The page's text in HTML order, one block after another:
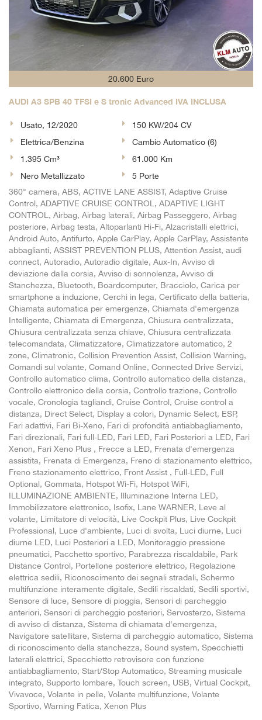
20.600 Euro
AUDI A3 SPB 40 TFSI e S tronic Advanced IVA INCLUSA
Usato, 12/2020
150 KW/204 CV
Elettrica/Benzina
Cambio Automatico (6)
1.395 Cm³
61.000 Km
Nero Metallizzato
5 Porte
360° camera, ABS, ACTIVE LANE ASSIST, Adaptive Cruise
Control, ADAPTIVE CRUISE CONTROL, ADAPTIVE LIGHT
CONTROL, Airbag, Airbag laterali, Airbag Passeggero, Airbag
posteriore, Airbag testa, Altoparlanti Hi-Fi, Alzacristalli elettrici,
Android Auto, Antifurto, Apple CarPlay, Apple CarPlay, Assistente
abbaglianti, ASSIST PREVENTION PLUS, Attention Assist, audi
connect, Autoradio, Autoradio digitale, Aux-In, Avviso di
deviazione dalla corsia, Avviso di sonnolenza, Avviso di
Stanchezza, Bluetooth, Boardcomputer, Bracciolo, Carica per
smartphone a induzione, Cerchi in lega, Certificato della batteria,
Chiamata automatica per emergenze, Chiamata d'emergenza
Intelligente, Chiamata di Emergenza, Chiusura centralizzata,
Chiusura centralizzata senza chiave, Chiusura centralizzata
telecomandata, Climatizzatore, Climatizzatore automatico, 2
zone, Climatronic, Collision Prevention Assist, Collision Warning,
Comandi sul volante, Comand Online, Connected Drive Servizi,
Controllo automatico clima, Controllo automatico della distanza,
Controllo elettronico della corsia, Controllo trazione, Controllo
vocale, Cronologia tagliandi, Cruise Control, Cruise control a
distanza, Direct Select, Display a colori, Dynamic Select, ESP,
Fari adattivi, Fari Bi-Xeno, Fari di profondità antiabbagliamento,
Fari direzionali, Fari full-LED, Fari LED, Fari Posteriori a LED, Fari
Xenon, Fari Xeno Plus , Frecce a LED, Frenata d'emergenza
assistita, Frenata di Emergenza, Freno di stazionamento elettrico,
Freno stazionamento elettrico, Front Assist , Full-LED, Full
Optional, Gommata, Hotspot Wi-Fi, Hotspot WiFi,
ILLUMINAZIONE AMBIENTE, Illuminazione Interna LED,
Immobilizzatore elettronico, Isofix, Lane WARNER, Leve al
volante, Limitatore di velocità, Live Cockpit Plus, Live Cockpit
Professional, Luce d'ambiente, Luci di svolta, Luci diurne, Luci
diurne LED, Luci Posteriori a LED, Monitoraggio pressione
pneumatici, Pacchetto sportivo, Parabrezza riscaldabile, Park
Distance Control, Portellone posteriore elettrico, Regolazione
elettrica sedili, Riconoscimento dei segnali stradali, Schermo
multifunzione interamente digitale, Sedili riscaldati, Sedili sportivi,
Sensore di luce, Sensore di pioggia, Sensori di parcheggio
anteriori, Sensori di parcheggio posteriori, Servosterzo, Sistema
di avviso di distanza, Sistema di chiamata d'emergenza,
Navigatore satellitare, Sistema di parcheggio automatico, Sistema
di riconoscimento della stanchezza, Sound system, Specchietti
laterali elettrici, Specchietto retrovisore con funzione
antiabbagliamento, Start/Stop Automatico, Streaming musicale
integrato, Supporto lombare, Touch screen, USB, Virtual Cockpit,
Vivavoce, Volante in pelle, Volante multifunzione, Volante
Sportivo, Warning Fatica, Xenon Plus